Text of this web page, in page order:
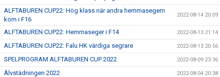
ALFTABUREN CUP22: Hög klass när andra hemmasegern
kom i F16
2022-08-14 20:09
ALFTABUREN CUP22: Hemmaseger i F14 2022-08-13 21:14
ALFTABUREN CUP22: Falu HK värdiga segrare 2022-08-13 20:56
SPELPROGRAM ALFTABUREN CUP 2022 2022-08-09 23:36
Älvstädningen 2022 2022-08-04 20:38